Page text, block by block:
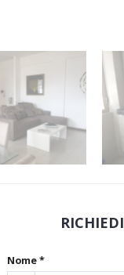
RICHIEDI
Nome *